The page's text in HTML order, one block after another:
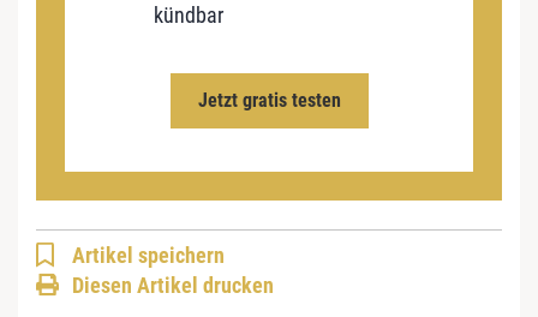
kündbar
Jetzt gratis testen
Artikel speichern
Diesen Artikel drucken